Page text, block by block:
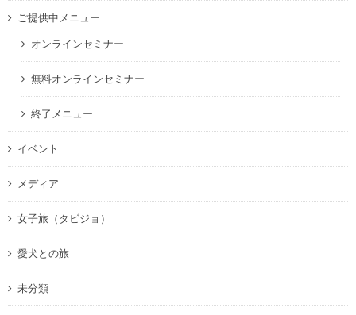
ご提供中メニュー
オンラインセミナー
無料オンラインセミナー
終了メニュー
イベント
メディア
女子旅（タビジョ）
愛犬との旅
未分類